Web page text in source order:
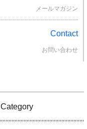
メールマガジン
Contact
お問い合わせ
Category